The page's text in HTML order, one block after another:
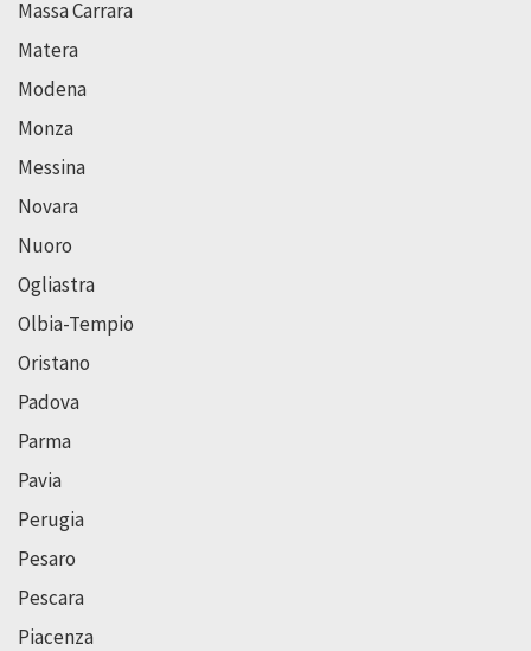
Massa Carrara
Matera
Modena
Monza
Messina
Novara
Nuoro
Ogliastra
Olbia-Tempio
Oristano
Padova
Parma
Pavia
Perugia
Pesaro
Pescara
Piacenza